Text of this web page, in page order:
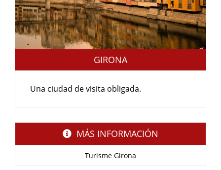
GIRONA
Una ciudad de visita obligada.
MÁS INFORMACIÓN
Turisme Girona